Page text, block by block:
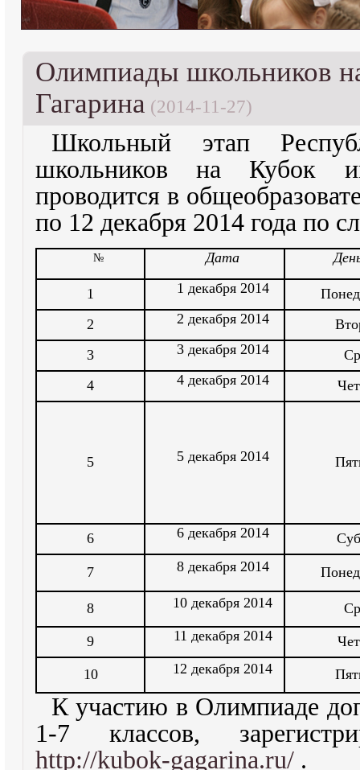
Олимпиады школьников
Гагарина (2014-11-27)
Школьный этап
школьников на Кубок
проводится в
по 12 декабря 2014 года по
№ Дата
1 1 декабря 2014
2
2 декабря 2014
3
3 декабря 2014
4
4 декабря 2014
5 5 декабря 2014
6 6 декабря 2014
7 8 декабря 2014
8 10 декабря 2014
9 11 декабря 2014
10 12 декабря 2014
К участию в Олимпиаде
1-7 классов,
http://kubok-gagarina.ru/ .